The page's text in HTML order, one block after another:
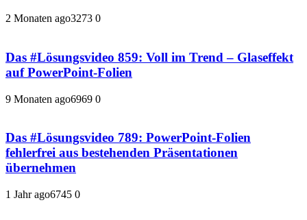
2 Monaten ago3273 0
Das #Lösungsvideo 859: Voll im Trend – Glaseffekt
auf PowerPoint-Folien
9 Monaten ago6969 0
Das #Lösungsvideo 789: PowerPoint-Folien
fehlerfrei aus bestehenden Präsentationen
übernehmen
1 Jahr ago6745 0